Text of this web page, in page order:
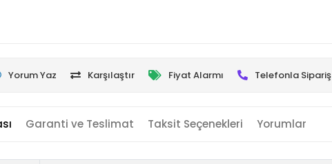
Yorum Yaz Karşılaştır Fiyat Alarmı Telefonla Sipariş
Garanti ve Teslimat Taksit Seçenekleri Yorumlar